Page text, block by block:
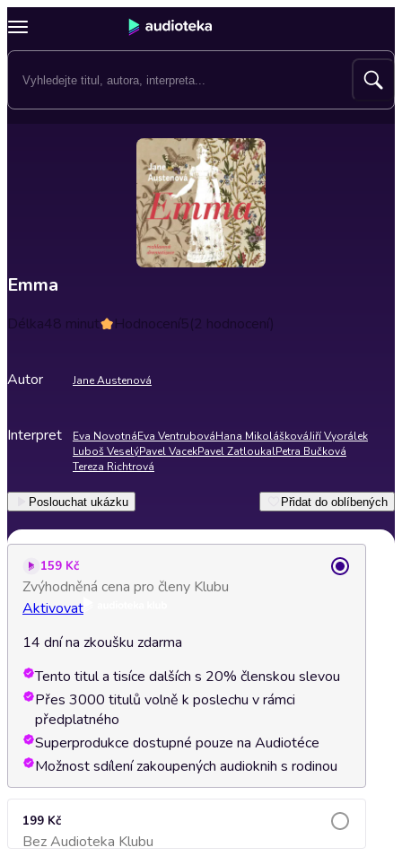
Emma
Délka48 minut Hodnocení5(2 hodnocení)
Autor Jane Austenová
Interpret Eva NovotnáEva VentrubováHana MikoláškováJiří Vyorálek
Luboš VeselýPavel VacekPavel ZatloukalPetra Bučková
Tereza Richtrová
Poslouchat ukázku Přidat do oblíbených
159 Kč
Zvýhodněná cena pro členy Klubu
Aktivovat
14 dní na zkoušku zdarma
Tento titul a tisíce dalších s 20% členskou slevou
Přes 3000 titulů volně k poslechu v rámci
předplatného
Superprodukce dostupné pouze na Audiotéce
Možnost sdílení zakoupených audioknih s rodinou
199 Kč
Bez Audioteka KlubuPřidat do košíku